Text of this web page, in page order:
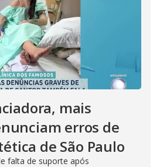
mais
erros de
de São Paulo
falta de suporte após